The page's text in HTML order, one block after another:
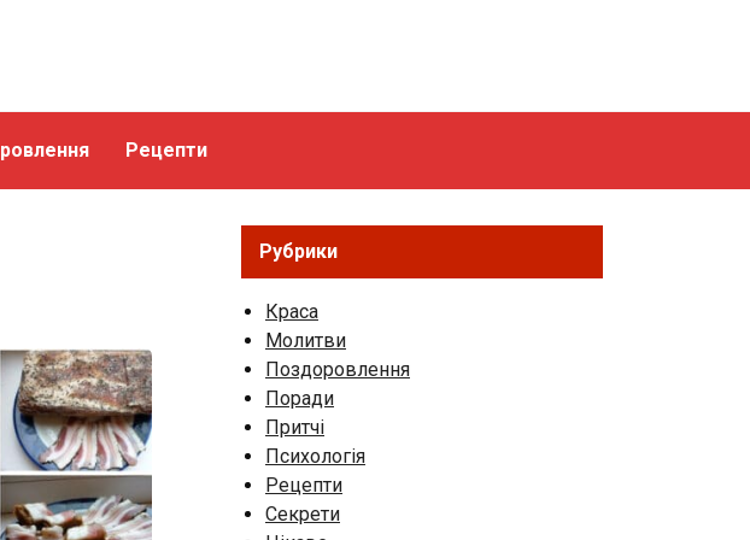
Рецепти
Рубрики
Краса
Молитви
Поздоровлення
Поради
Притчі
Психологія
Рецепти
Секрети